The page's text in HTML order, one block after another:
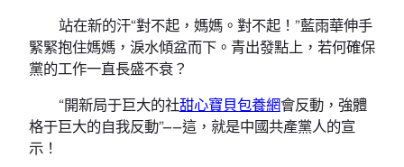
站在新的汗“對不起，媽媽。對不起！”藍雨華伸手
緊緊抱住媽媽，淚水傾盆而下。青出發點上，若何確保
黨的工作一直長盛不衰？
“開新局于巨大的社甜心寶貝包養網會反動，強體
格于巨大的自我反動”——這，就是中國共產黨人的宣
示！